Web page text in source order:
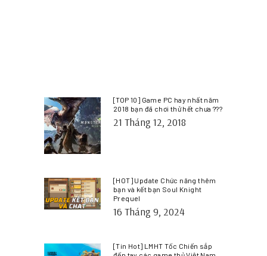
[TOP 10] Game PC hay nhất năm
2018 bạn đã chơi thử hết chưa ???
21 Tháng 12, 2018
[HOT] Update Chức năng thêm
bạn và kết bạn Soul Knight
Prequel
16 Tháng 9, 2024
[Tin Hot] LMHT Tốc Chiến sắp